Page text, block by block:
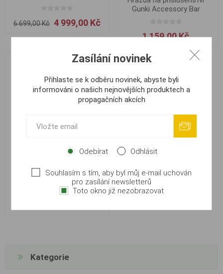
6 699,00 Kč 4 999,00 Kč
Gunki Accessory Bar
1 159,00 Kč
Yaccuza Belly Boat BB
Hunter Camou Green
170cm
Kategorie
Zasílání novinek
Přihlaste se k odběru novinek, abyste byli
informováni o našich nejnovějších produktech a
propagačních akcích
Odebírat Odhlásit
Souhlasím s tím, aby byl můj e-mail uchován
pro zasílání newsletterů
Toto okno již nezobrazovat